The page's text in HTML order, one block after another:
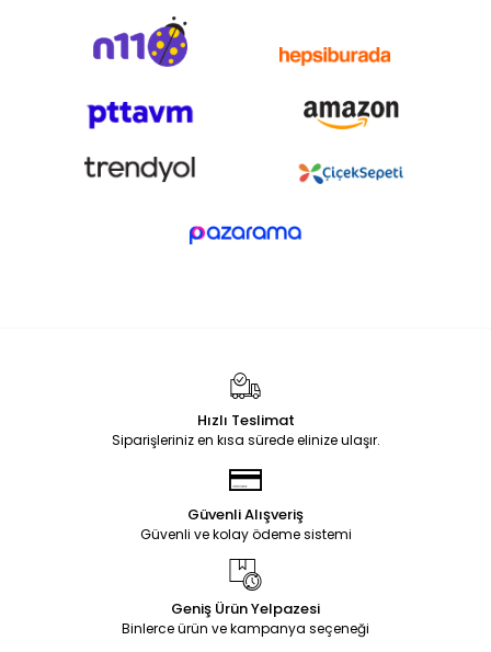
Hızlı Teslimat
Siparişleriniz en kısa sürede elinize ulaşır.
Güvenli Alışveriş
Güvenli ve kolay ödeme sistemi
Geniş Ürün Yelpazesi
Binlerce ürün ve kampanya seçeneği